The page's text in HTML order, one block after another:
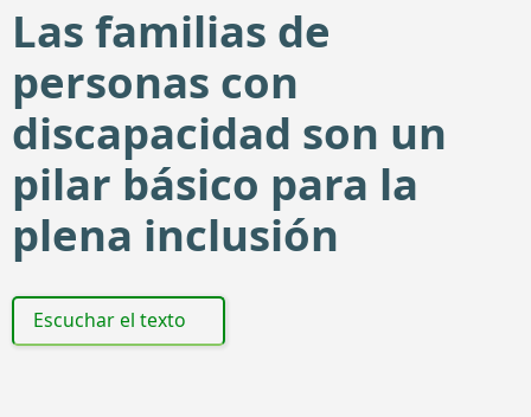
Las familias de
personas con
discapacidad son un
pilar básico para la
plena inclusión
Escuchar el texto